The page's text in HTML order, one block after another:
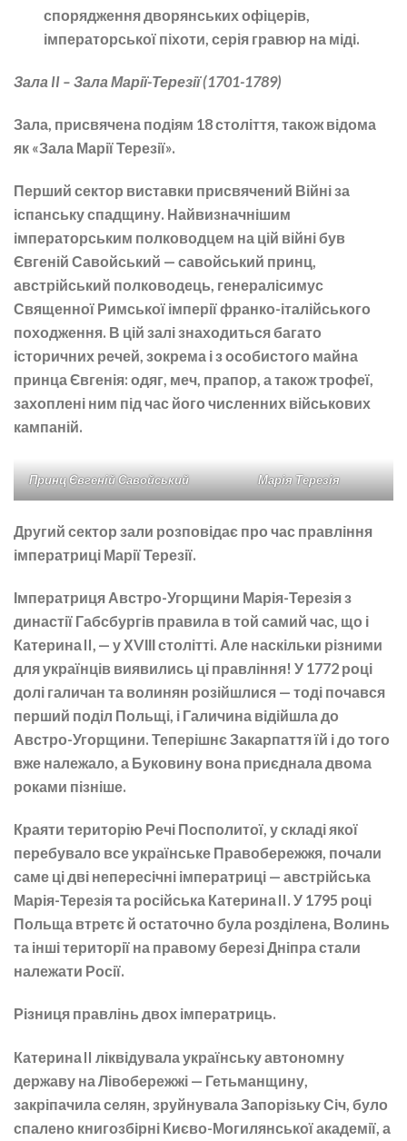
спорядження дворянських офіцерів,
імператорської піхоти, серія гравюр на міді.
Зала II – Зала Марії-Терезії (1701-1789)
Зала, присвячена подіям 18 століття, також відома
як «Зала Марії Терезії».
Перший сектор виставки присвячений Війні за
іспанську спадщину. Найвизначнішим
імператорським полководцем на цій війні був
Євгеній Савойський — савойський принц,
австрійський полководець, генералісимус
Священної Римської імперії франко-італійського
походження. В цій залі знаходиться багато
історичних речей, зокрема і з особистого майна
принца Євгенія: одяг, меч, прапор, а також трофеї,
захоплені ним під час його численних військових
кампаній.
Принц Євгеній Савойський Марія Терезія
Другий сектор зали розповідає про час правління
імператриці Марії Терезії.
Імператриця Австро-Угорщини Марія-Терезія з
династії Габсбургів правила в той самий час, що і
Катерина II, — у ХVІІІ столітті. Але наскільки різними
для українців виявились ці правління! У 1772 році
долі галичан та волинян розійшлися — тоді почався
перший поділ Польщі, і Галичина відійшла до
Австро-Угорщини. Теперішнє Закарпаття їй і до того
вже належало, а Буковину вона приєднала двома
роками пізніше.
Краяти територію Речі Посполитої, у складі якої
перебувало все українське Правобережжя, почали
саме ці дві непересічні імператриці — австрійська
Марія-Терезія та російська Катерина II. У 1795 році
Польща втретє й остаточно була розділена, Волинь
та інші території на правому березі Дніпра стали
належати Росії.
Різниця правлінь двох імператриць.
Катерина II ліквідувала українську автономну
державу на Лівобережжі — Гетьманщину,
закріпачила селян, зруйнувала Запорізьку Січ, було
спалено книгозбірні Києво-Могилянської академії, а